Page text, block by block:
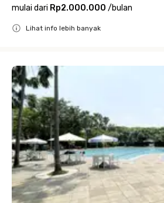
mulai dari Rp2.000.000 /bulan
Lihat info lebih banyak